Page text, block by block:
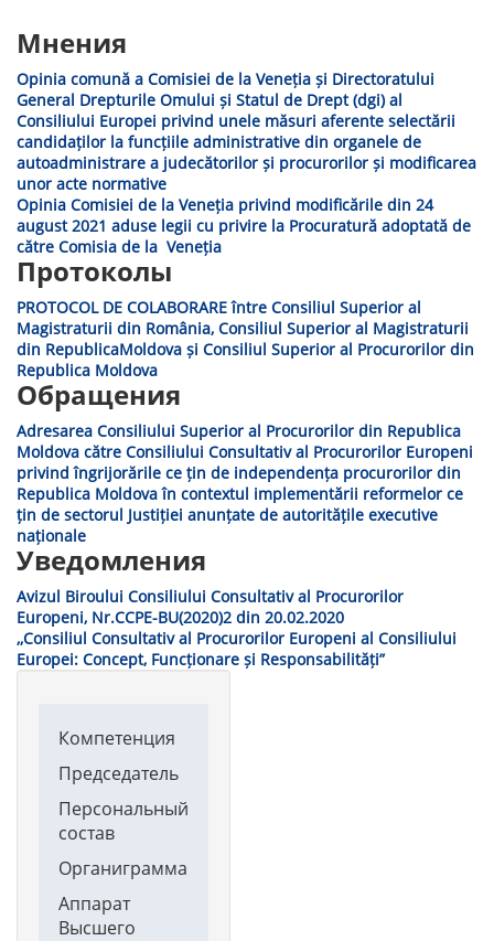
Мнения
Opinia comună a Comisiei de la Veneția și Directoratului
General Drepturile Omului și Statul de Drept (dgi) al
Consiliului Europei privind unele măsuri aferente selectării
candidaților la funcțiile administrative din organele de
autoadministrare a judecătorilor și procurorilor și modificarea
unor acte normative
Opinia Comisiei de la Veneția privind modificările din 24
august 2021 aduse legii cu privire la Procuratură adoptată de
către Comisia de la Veneția
Протоколы
PROTOCOL DE COLABORARE între Consiliul Superior al
Magistraturii din România, Consiliul Superior al Magistraturii
din RepublicaMoldova și Consiliul Superior al Procurorilor din
Republica Moldova
Обращения
Adresarea Consiliului Superior al Procurorilor din Republica
Moldova către Consiliului Consultativ al Procurorilor Europeni
privind îngrijorările ce țin de independența procurorilor din
Republica Moldova în contextul implementării reformelor ce
țin de sectorul Justiției anunțate de autoritățile executive
naționale
Уведомления
Avizul Biroului Consiliului Consultativ al Procurorilor
Europeni, Nr.CCPE-BU(2020)2 din 20.02.2020
,,Consiliul Consultativ al Procurorilor Europeni al Consiliului
Europei: Concept, Funcționare și Responsabilități”
navigation
Компетенция
Председатель
Персональный
состав
Органиграмма
Аппарат
Высшего